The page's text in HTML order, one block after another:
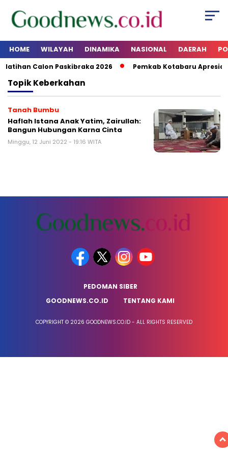
HOME WILAYAH DINAMIKA NASIONAL DAERAH
Calon Paskibraka 2026 Pemkab Kotabaru
TopikKeberkahan
Tanah Bumbu
Haflah Istana Anak Yatim, Zairullah:
Bangun Hubungan Karna Cinta
Minggu, 12 Juni 2022 - 19:16 WITA
PEDOMAN SIBER
GOODNEWS.CO.ID
TENTANG KAMI
COPYRIGHT © 2026 GOODNEWS.CO.ID - ALL RIGHTS RESERVED